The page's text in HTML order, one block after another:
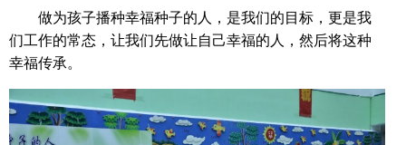
做为孩子播种幸福种子的人，是我们的目标，更是我
们工作的常态，让我们先做让自己幸福的人，然后将这种
幸福传承。